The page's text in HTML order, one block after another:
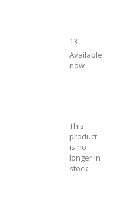
13
Available
now
This
product
is no
longer in
stock